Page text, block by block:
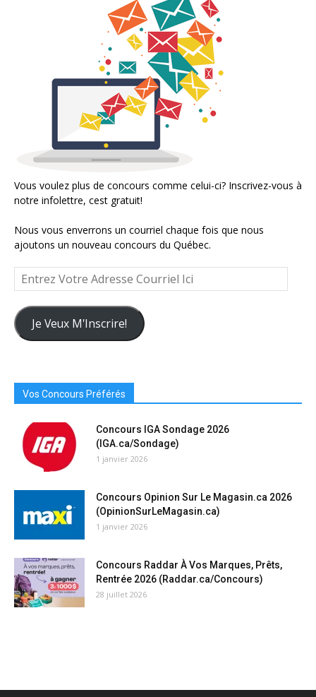
Vous voulez plus de concours comme celui-ci? Inscrivez-vous à
notre infolettre, cest gratuit!
Nous vous enverrons un courriel chaque fois que nous
ajoutons un nouveau concours du Québec.
Entrez
Votre
Adresse
Courriel
Ici
Je Veux M'Inscrire!
Vos Concours Préférés
Concours IGA Sondage 2026
(IGA.ca/Sondage)
1 janvier 2026
Concours Opinion Sur Le Magasin.ca 2026
(OpinionSurLeMagasin.ca)
1 janvier 2026
Concours Raddar À Vos Marques, Prêts,
Rentrée 2026 (Raddar.ca/Concours)
28 juillet 2026